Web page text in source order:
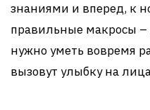
знаниями и вперед, к
правильные макросы –
нужно уметь вовремя
вызовут улыбку на